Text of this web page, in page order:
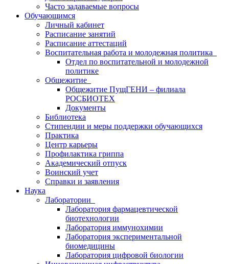
Часто задаваемые вопросы
Обучающимся
Личный кабинет
Расписание занятий
Расписание аттестаций
Воспитательная работа и молодежная политика
Отдел по воспитательной и молодежной
политике
Общежитие
Общежитие ПущГЕНИ – филиала
РОСБИОТЕХ
Документы
Библиотека
Стипендии и меры поддержки обучающихся
Практика
Центр карьеры
Профилактика гриппа
Академический отпуск
Воинский учет
Справки и заявления
Наука
Лаборатории
Лаборатория фармацевтической
биотехнологии
Лаборатория иммунохимии
Лаборатория экспериментальной
биомедицины
Лаборатория цифровой биологии